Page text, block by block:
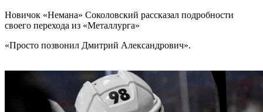
Новичок «Немана» Соколовский рассказал подробности
своего перехода из «Металлурга»
«Просто позвонил Дмитрий Александрович».